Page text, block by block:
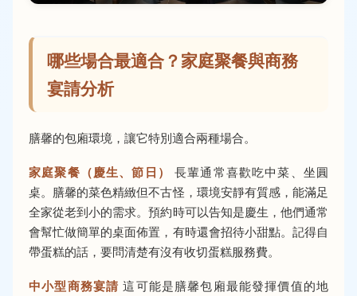
哪些場合最適合？家庭聚餐與商務
宴請分析
膳馨的包廂環境，讓它特別適合兩種場合。
家庭聚餐（慶生、節日）
長輩通常喜歡吃中菜、坐圓
桌。膳馨的菜色精緻但不古怪，環境安靜有質感，能滿足
全家從老到小的需求。預約時可以告知是慶生，他們通常
會幫忙做簡單的桌面佈置，有時還會招待小甜點。記得自
帶蛋糕的話，要問清楚有沒有收切蛋糕服務費。
中小型商務宴請 這可能是膳馨包廂最能發揮價值的地